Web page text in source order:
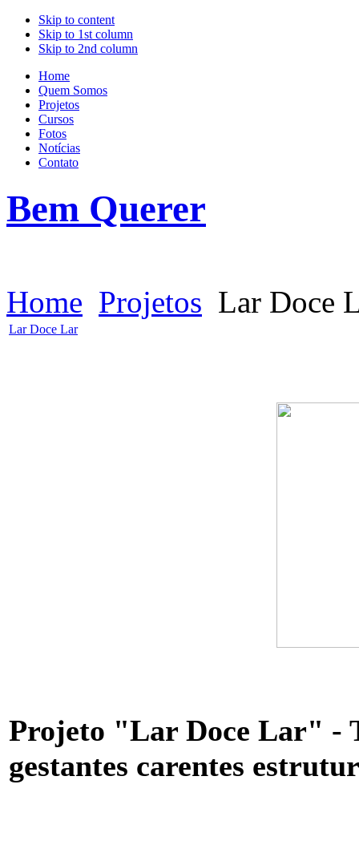
Skip to content
Skip to 1st column
Skip to 2nd column
Home
Quem Somos
Projetos
Cursos
Fotos
Notícias
Contato
Bem Querer
Home Projetos Lar Doce
Lar Doce Lar
Projeto "Lar Doce Lar" -
gestantes carentes